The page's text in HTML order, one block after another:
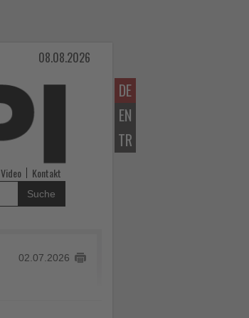
DE
EN
TR
08.08.2026
Video Kontakt
Suche
02.07.2026